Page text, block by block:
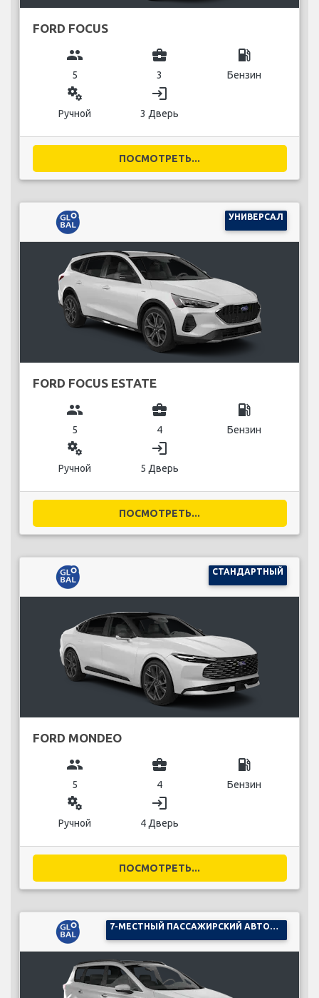
FORD FOCUS
group
5
business_center
3
local_gas_station
Бензин
miscellaneous_services
Ручной
login
3 Дверь
ПОСМОТРЕТЬ...
УНИВЕРСАЛ
FORD FOCUS ESTATE
group
5
business_center
4
local_gas_station
Бензин
miscellaneous_services
Ручной
login
5 Дверь
ПОСМОТРЕТЬ...
СТАНДАРТНЫЙ
FORD MONDEO
group
5
business_center
4
local_gas_station
Бензин
miscellaneous_services
Ручной
login
4 Дверь
ПОСМОТРЕТЬ...